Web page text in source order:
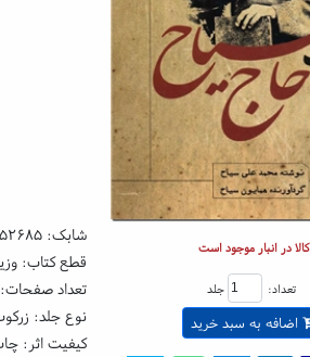
کالا در انبار موجود است
تعداد: جلد
اضافه به سبد خرید
شابک:
قطع کتاب: وزیری ۱۷*۲۴
تعداد صفحات:
نوع جلد:
کیفیت اثر: